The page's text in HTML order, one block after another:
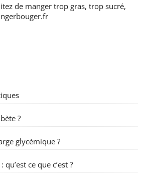
de manger trop gras, trop sucré,
?
glycémique ?
ce que c’est ?